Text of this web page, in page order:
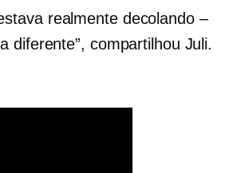
realmente decolando –
diferente”, compartilhou Juli.